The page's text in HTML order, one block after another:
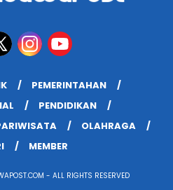
PEMERINTAHAN
PENDIDIKAN
OLAHRAGA
MEMBER
- ALL RIGHTS RESERVED